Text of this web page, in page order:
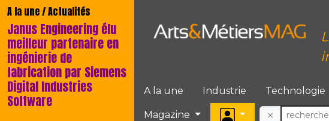
A la une / Actualités
Janus Engineering élu
meilleur partenaire en
ingénierie de
fabrication par Siemens
Digital Industries
Software
A la une Industrie Technologie
Magazine